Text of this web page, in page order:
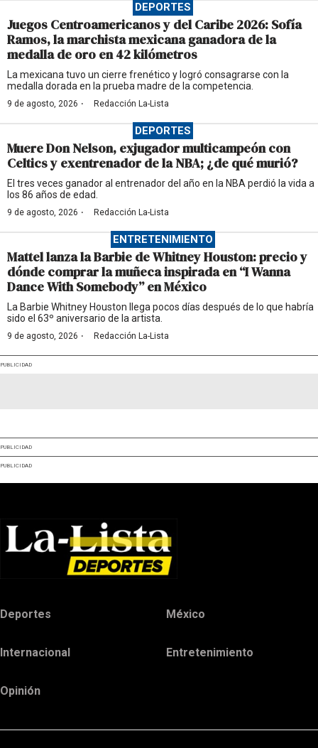
DEPORTES
Juegos Centroamericanos y del Caribe 2026: Sofía
Ramos, la marchista mexicana ganadora de la
medalla de oro en 42 kilómetros
La mexicana tuvo un cierre frenético y logró consagrarse con la
medalla dorada en la prueba madre de la competencia.
9 de agosto, 2026 · Redacción La-Lista
DEPORTES
Muere Don Nelson, exjugador multicampeón con
Celtics y exentrenador de la NBA; ¿de qué murió?
El tres veces ganador al entrenador del año en la NBA perdió la vida a
los 86 años de edad.
9 de agosto, 2026 · Redacción La-Lista
ENTRETENIMIENTO
Mattel lanza la Barbie de Whitney Houston: precio y
dónde comprar la muñeca inspirada en “I Wanna
Dance With Somebody” en México
La Barbie Whitney Houston llega pocos días después de lo que habría
sido el 63º aniversario de la artista.
9 de agosto, 2026 · Redacción La-Lista
PUBLICIDAD
PUBLICIDAD
PUBLICIDAD
Deportes México
Internacional Entretenimiento
Opinión